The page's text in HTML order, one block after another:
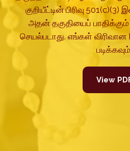
குறியீட்டின் பிரிவு
அதன் தகுதியைப்
செயல்படாது. எங்கள் விரிவான
View